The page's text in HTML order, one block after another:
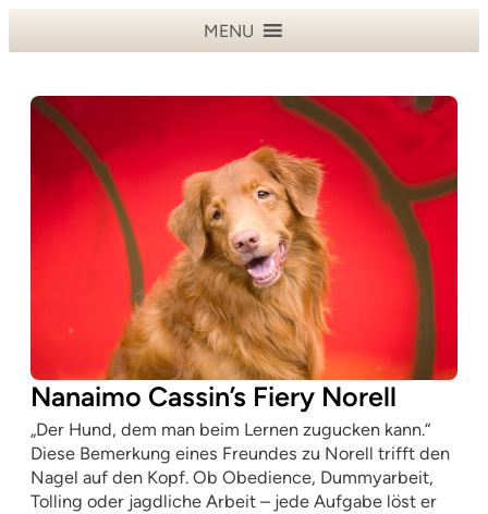
MENU
Nanaimo Cassin’s Fiery Norell
„Der Hund, dem man beim Lernen zugucken kann.“
Diese Bemerkung eines Freundes zu Norell trifft den
Nagel auf den Kopf. Ob Obedience, Dummyarbeit,
Tolling oder jagdliche Arbeit – jede Aufgabe löst er